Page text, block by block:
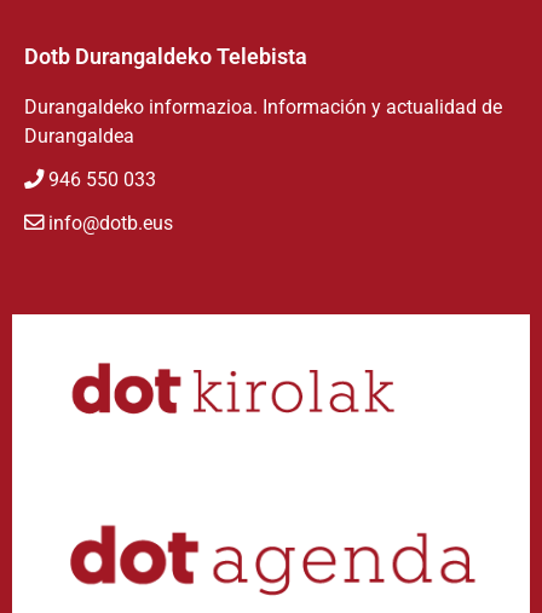
Dotb Durangaldeko Telebista
Durangaldeko informazioa. Información y actualidad de
Durangaldea
946 550 033
info@dotb.eus